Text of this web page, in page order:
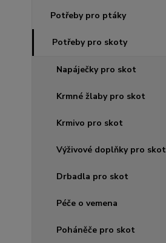
Potřeby pro ptáky
Potřeby pro skoty
Napáječky pro skot
Krmné žlaby pro skot
Krmivo pro skot
Výživové doplňky pro skot
Drbadla pro skot
Péče o vemena
Poháněče pro skot